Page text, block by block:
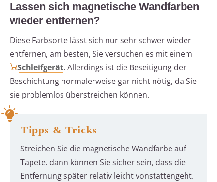
Lassen sich magnetische Wandfarben
wieder entfernen?
Diese Farbsorte lässt sich nur sehr schwer wieder
entfernen, am besten, Sie versuchen es mit einem
Schleifgerät. Allerdings ist die Beseitigung der
Beschichtung normalerweise gar nicht nötig, da Sie
sie problemlos überstreichen können.
Tipps & Tricks
Streichen Sie die magnetische Wandfarbe auf
Tapete, dann können Sie sicher sein, dass die
Entfernung später relativ leicht vonstattengeht.